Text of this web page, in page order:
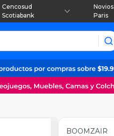
Cencosud
Scotiabank
Novios
Paris
BOOMZAIR